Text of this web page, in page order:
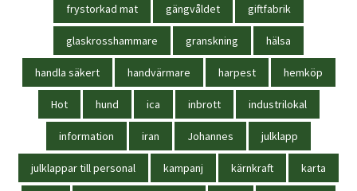
frystorkad mat gängvåldet giftfabrik
glaskrosshammare granskning hälsa
handla säkert handvärmare harpest hemköp
Hot hund ica inbrott industrilokal
information iran Johannes julklapp
julklappar till personal kampanj kärnkraft karta